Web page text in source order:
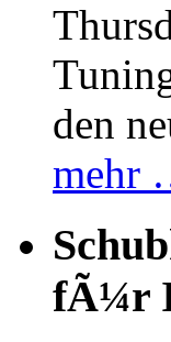
den
mehr
fÃ¼r